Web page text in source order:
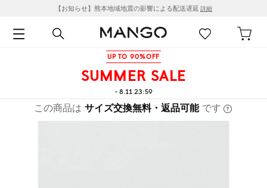
【お知らせ】熊本地域地震の影響による配送遅延 詳細
UP TO 90%OFF
SUMMER SALE
- 8.11 23:59
この商品は サイズ交換無料・返品可能 です